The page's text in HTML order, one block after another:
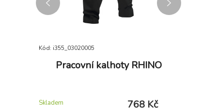
Kód: i355_03020005
Pracovní kalhoty RHINO
Skladem 768 Kč